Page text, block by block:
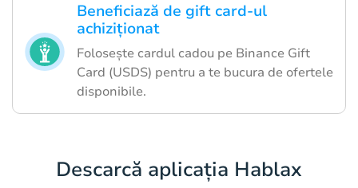
Beneficiază de gift card-ul
achiziționat
Folosește cardul cadou pe Binance Gift
Card (USDS) pentru a te bucura de ofertele
disponibile.
Descarcă aplicația Hablax